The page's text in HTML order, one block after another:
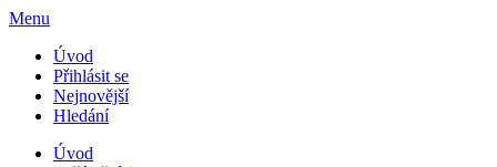
Menu
Úvod
Přihlásit se
Nejnovější
Hledání
Úvod